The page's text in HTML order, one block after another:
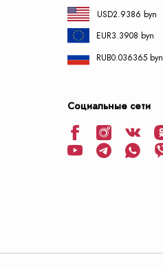
USD2.9386 byn
EUR3.3908 byn
RUB0.036365 byn
Социальные сети